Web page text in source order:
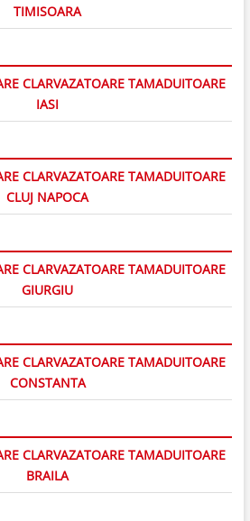
TIMISOARA
CLARVAZATOARE TAMADUITOARE
IASI
CLARVAZATOARE TAMADUITOARE
CLUJ NAPOCA
CLARVAZATOARE TAMADUITOARE
GIURGIU
CLARVAZATOARE TAMADUITOARE
CONSTANTA
CLARVAZATOARE TAMADUITOARE
BRAILA